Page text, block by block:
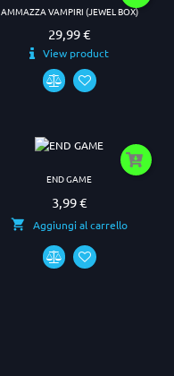
AMMAZZA VAMPIRI (JEWEL BOX)
Prezzo
29,99 €
View product
END GAME
Prezzo
3,99 €
Aggiungi al carrello